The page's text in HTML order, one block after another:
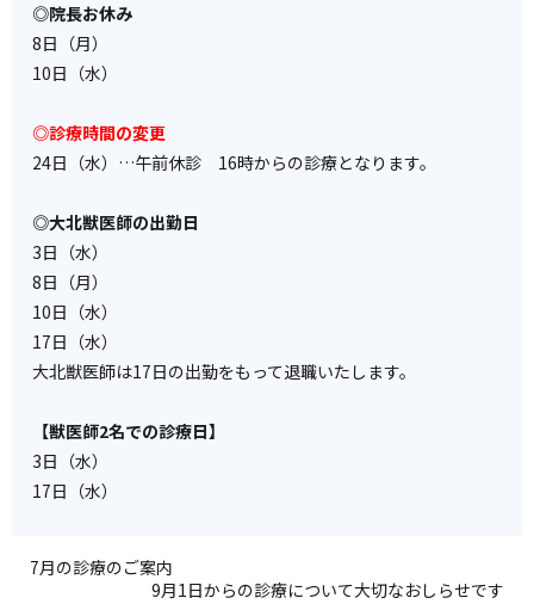
◎院長お休み
8日（月）
10日（水）
◎診療時間の変更
24日（水）…午前休診 16時からの診療となります。
◎大北獣医師の出勤日
3日（水）
8日（月）
10日（水）
17日（水）
大北獣医師は17日の出勤をもって退職いたします。
【獣医師2名での診療日】
3日（水）
17日（水）
7月の診療のご案内
9月1日からの診療について大切なおしらせです